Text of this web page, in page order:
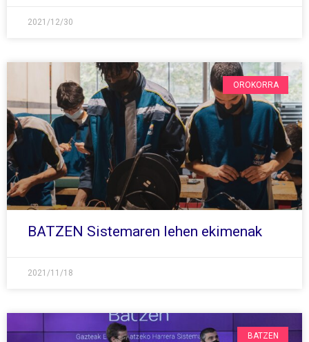
2021/12/30
OROKORRA
BATZEN Sistemaren lehen ekimenak
2021/11/18
BATZEN